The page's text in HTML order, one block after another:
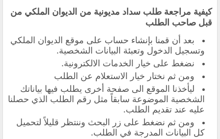
كيفية مراجعة طلب سداد مديونية من الديوان الملكي من
قبل صاحب الطلب
بعد أن قمنا بإنشاء حساب على موقع الديوان الملكي
وتسجيل الدخول وتعبئة البيانات الشخصية.
نضغط على خيار الخدمات الالكترونية.
ومن ثم نختار خيار الاستعلام عن الطلب
ليأخذنا الموقع الى صفحة أخرى يطلب فيها بياناتك
الشخصية الموضوعة سابقاً مثل رقم الطلب الذي حصلنا
عليه عند تقديم الطلب.
ومن ثم نضغط على زر البحث وننتظر قليلاً لتحميل
كل البيانات المدرجة في الطلب.